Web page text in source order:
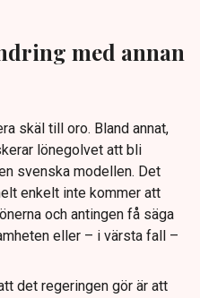
med annan
skäl till oro. Bland annat,
lönegolvet att bli
svenska modellen. Det
enkelt inte kommer att
och antingen få säga
eller – i värsta fall –
det regeringen gör är att